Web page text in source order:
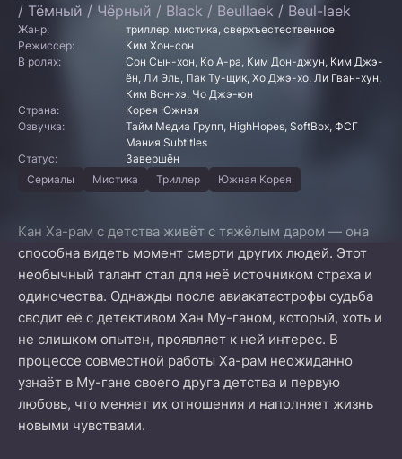
/ Тёмный / Чёрный / Black / Beullaek / Beul-laek
Жанр:
триллер, мистика, сверхъестественное
Режиссер:
Ким Хон-сон
В ролях:
Сон Сын-хон, Ко А-ра, Ким Дон-джун, Ким Джэ-
ён, Ли Эль, Пак Ту-щик, Хо Джэ-хо, Ли Гван-хун,
Ким Вон-хэ, Чо Джэ-юн
Страна:
Корея Южная
Озвучка:
Тайм Медиа Групп, HighHopes, SoftBox, ФСГ
Мания.Subtitles
Статус:
Завершён
Сериалы
Мистика Триллер Южная Корея
Кан Ха-рам с детства живёт с тяжёлым даром — она
способна видеть момент смерти других людей. Этот
необычный талант стал для неё источником страха и
одиночества. Однажды после авиакатастрофы судьба
сводит её с детективом Хан Му-ганом, который, хоть и
не слишком опытен, проявляет к ней интерес. В
процессе совместной работы Ха-рам неожиданно
узнаёт в Му-гане своего друга детства и первую
любовь, что меняет их отношения и наполняет жизнь
новыми чувствами.